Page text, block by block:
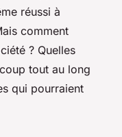
réussi à
comment
? Quelles
tout au long
qui pourraient